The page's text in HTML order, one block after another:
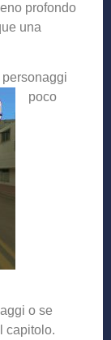
profondo
una
poco
o se
capitolo.